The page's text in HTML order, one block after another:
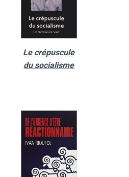
Le crépuscule
du socialisme